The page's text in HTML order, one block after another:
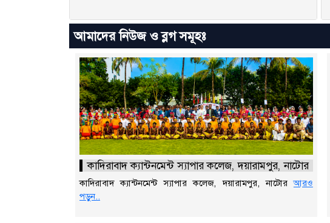
আমাদের নিউজ ও ব্লগ সমূহঃ
কাদিরাবাদ ক্যান্টনমেন্ট স্যাপার কলেজ, দয়ারামপুর, নাটোর
কাদিরাবাদ ক্যান্টনমেন্ট স্যাপার কলেজ, দয়ারামপুর, নাটোরআরও
পড়ুন..